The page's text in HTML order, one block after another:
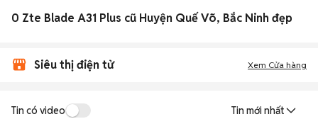
0 Zte Blade A31 Plus cũ Huyện Quế Võ, Bắc Ninh đẹp
Siêu thị điện tử Xem Cửa hàng
Tin có video Tin mới nhất